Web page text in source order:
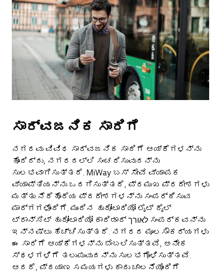
ಸಾರ್ವಜನಿಕ ಸಾರಿಗೆ
ನಗರವು ವಿವಿಧ ಸಾರ್ವಜನಿಕ ಸಾರಿಗೆ ಆಯ್ಕೆಗಳನ್ನು
ಹೊಂದಿದ್ದು, ನಗರದಲ್ಲಿ ಸಂಚರಿಸುವುದನ್ನು
ಸುಲಭವಾಗಿಸುತ್ತದೆ. MiWay ಬಸ್ ಸೇವೆ ವ್ಯಾಪಕ
ವ್ಯಾಪ್ತಿಯನ್ನು ಒದಗಿಸುತ್ತದೆ, ಪ್ರಮುಖ ಪ್ರದೇಶಗಳು
ಮತ್ತು ನೆರೆಹೊರೆಯ ಪ್ರದೇಶಗಳನ್ನು ಸಂಪರ್ಕಿಸುವ
ಮಾರ್ಗಗಳೊಂದಿಗೆ. ಮುಂದಿನ ಹುರೋಂಟಾರಿಯೋ ಲೈಟ್ ರೈಲ್
ಟ್ರಾನ್ಸಿಟ್ ಹುರೋಂಟಾರಿಯೋ ಕಾರಿಡಾರ್ לאורך ಸಂಪರ್ಕವನ್ನು
ಇನ್ನಷ್ಟು ಹೆಚ್ಚಿಸುತ್ತದೆ. ನಗರದ ಮೂಲಸೌಕರ್ಯಗಳು
ಈ ಸಾರಿಗೆ ಆಯ್ಕೆಗಳನ್ನು ಬೆಂಬಲಿಸುತ್ತವೆ, ಅನೇಕ
ಸ್ಥಳಗಳಿಗೆ ತಲುಪುವುದನ್ನು ಸುಲಭಗೊಳಿಸುತ್ತವೆ.
ಆದರೆ, ಪ್ರಯಾಣ ಸಮಯಗಳು ಕಾರು ಚಾಲನೆಯೊಂದಿಗೆ